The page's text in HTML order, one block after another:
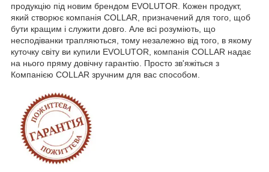
продукцію під новим брендом EVOLUTOR. Кожен продукт,
який створює компанія COLLAR, призначений для того, щоб
бути кращим і служити довго. Але всі розуміють, що
несподіванки трапляються, тому незалежно від того, в якому
куточку світу ви купили EVOLUTOR, компанія COLLAR надає
на нього пряму довічну гарантію. Просто зв'яжіться з
Компанією COLLAR зручним для вас способом.